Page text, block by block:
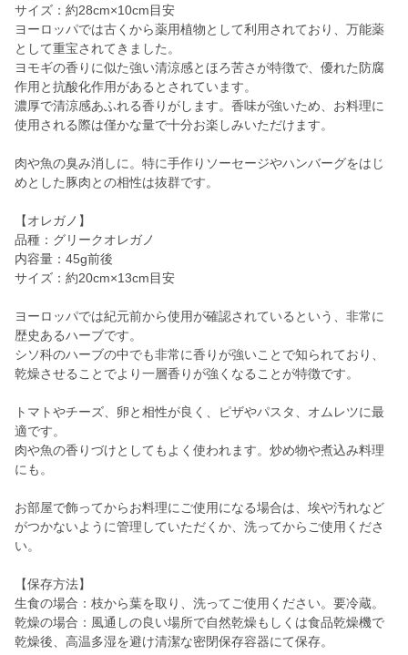
サイズ：約28cm×10cm目安
ヨーロッパでは古くから薬用植物として利用されており、万能薬
として重宝されてきました。
ヨモギの香りに似た強い清涼感とほろ苦さが特徴で、優れた防腐
作用と抗酸化作用があるとされています。
濃厚で清涼感あふれる香りがします。香味が強いため、お料理に
使用される際は僅かな量で十分お楽しみいただけます。
肉や魚の臭み消しに。特に手作りソーセージやハンバーグをはじ
めとした豚肉との相性は抜群です。
【オレガノ】
品種：グリークオレガノ
内容量：45g前後
サイズ：約20cm×13cm目安
ヨーロッパでは紀元前から使用が確認されているという、非常に
歴史あるハーブです。
シソ科のハーブの中でも非常に香りが強いことで知られており、
乾燥させることでより一層香りが強くなることが特徴です。
トマトやチーズ、卵と相性が良く、ピザやパスタ、オムレツに最
適です。
肉や魚の香りづけとしてもよく使われます。炒め物や煮込み料理
にも。
お部屋で飾ってからお料理にご使用になる場合は、埃や汚れなど
がつかないように管理していただくか、洗ってからご使用くださ
い。
【保存方法】
生食の場合：枝から葉を取り、洗ってご使用ください。要冷蔵。
乾燥の場合：風通しの良い場所で自然乾燥もしくは食品乾燥機で
乾燥後、高温多湿を避け清潔な密閉保存容器にて保存。